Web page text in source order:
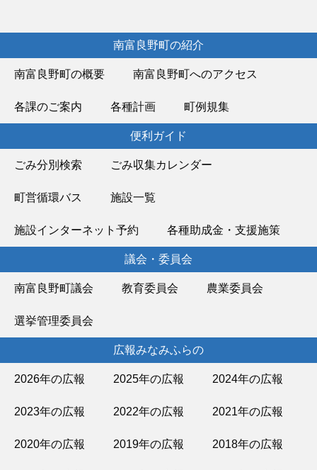
南富良野町の紹介
南富良野町の概要 南富良野町へのアクセス
各課のご案内 各種計画 町例規集
便利ガイド
ごみ分別検索 ごみ収集カレンダー
町営循環バス 施設一覧
施設インターネット予約 各種助成金・支援施策
議会・委員会
南富良野町議会 教育委員会 農業委員会
選挙管理委員会
広報みなみふらの
2026年の広報 2025年の広報 2024年の広報
2023年の広報 2022年の広報 2021年の広報
2020年の広報 2019年の広報 2018年の広報